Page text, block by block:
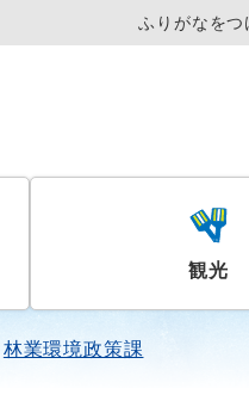
ふりがなをつ
観光
林業環境政策課